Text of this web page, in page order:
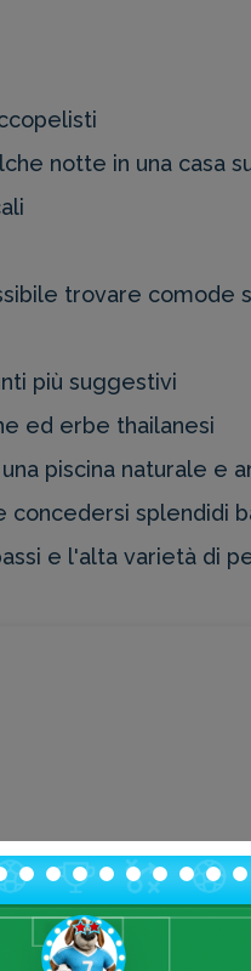
notte in una casa
trovare comode
più suggestivi
ed erbe thailanesi
piscina naturale e
splendidi
e l'alta varietà di